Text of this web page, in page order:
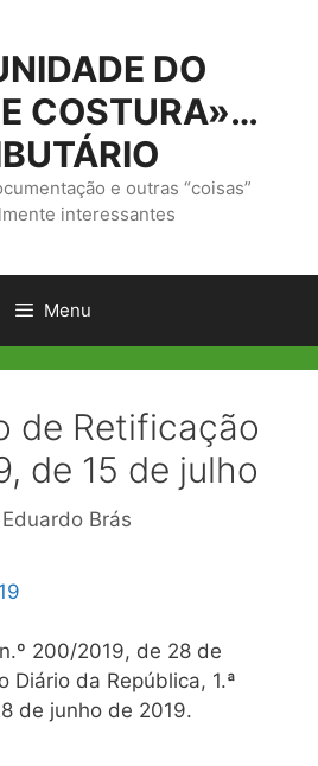
DO
COSTURA»…
e outras “coisas”
interessantes
Menu
de Retificação
de 15 de julho
Eduardo Brás
200/2019, de 28 de
Diário da República, 1.ª
de junho de 2019.